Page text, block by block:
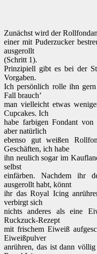
Zunächst wird der
einer mit Puderzucker
ausgerollt
(Schritt 1).
Prinzipiell gibt es bei der
Vorgaben.
Ich persönlich rolle ihn
Fall brauch’
man vielleicht etwas
Cupcakes. Ich
habe farbigen Fondant
aber natürlich
ebenso gut weißen
Geschäften, ich habe
ihn neulich sogar im
selbst
einfärben. Nachdem ihr
ausgerollt habt, könnt
ihr das Royal Icing
verbirgt sich
nichts anderes als eine
Ruckzuck-Rezept
mit frischem Eiweiß
Eiweißpulver
anrühren, das ist dann